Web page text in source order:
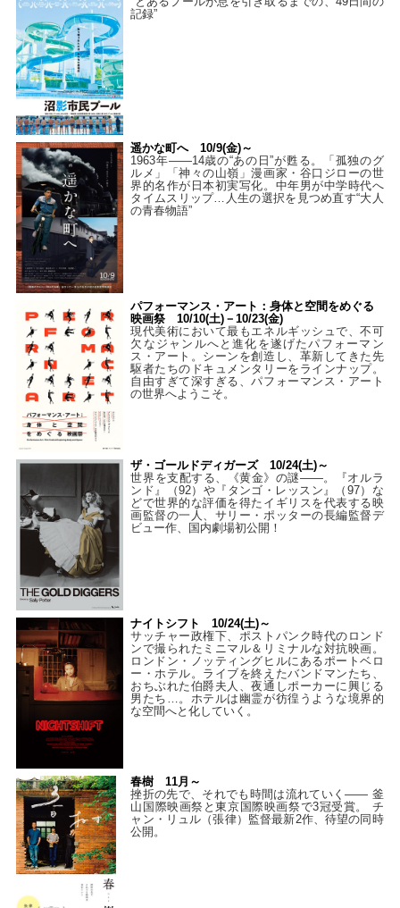
記録”
遥かな町へ 10/9(金)～
1963年――14歳の“あの日”が甦る。「孤独のグ
ルメ」「神々の山嶺」漫画家・谷口ジローの世
界的名作が日本初実写化。中年男が中学時代へ
タイムスリップ…人生の選択を見つめ直す“大人
の青春物語”
パフォーマンス・アート：身体と空間をめぐる
映画祭 10/10(土)－10/23(金)
現代美術において最もエネルギッシュで、不可
欠なジャンルへと進化を遂げたパフォーマン
ス・アート。シーンを創造し、革新してきた先
駆者たちのドキュメンタリーをラインナップ。
自由すぎて深すぎる、パフォーマンス・アート
の世界へようこそ。
ザ・ゴールドディガーズ 10/24(土)～
世界を支配する、《黄金》の謎――。『オルラ
ンド』（92）や『タンゴ・レッスン』（97）な
どで世界的な評価を得たイギリスを代表する映
画監督の一人、サリー・ポッターの長編監督デ
ビュー作、国内劇場初公開！
ナイトシフト 10/24(土)～
サッチャー政権下、ポストパンク時代のロンド
ンで撮られたミニマル＆リミナルな対抗映画。
ロンドン・ノッティングヒルにあるポートベロ
ー・ホテル。ライブを終えたバンドマンたち、
おちぶれた伯爵夫人、夜通しポーカーに興じる
男たち…。ホテルは幽霊が彷徨うような境界的
な空間へと化していく。
春樹 11月～
挫折の先で、それでも時間は流れていく—— 釜
山国際映画祭と東京国際映画祭で3冠受賞。 チ
ャン・リュル（張律）監督最新2作、待望の同時
公開。